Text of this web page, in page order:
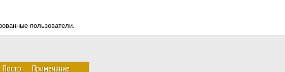
пользователи.
Постр. Примечание